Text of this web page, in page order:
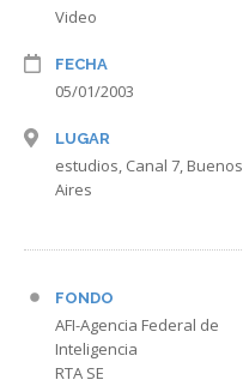
Video
FECHA
05/01/2003
LUGAR
estudios, Canal 7, Buenos
Aires
FONDO
AFI-Agencia Federal de
Inteligencia
RTA SE